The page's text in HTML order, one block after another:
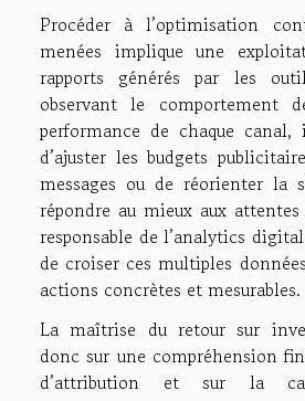
Procéder à l’optimisation
menées implique une
rapports générés par les
observant le comportement
performance de chaque
d’ajuster les budgets
messages ou de réorienter la
répondre au mieux aux
responsable de l’analytics
de croiser ces multiples
actions concrètes et mesurables.
La maîtrise du retour sur
donc sur une compréhension
d’attribution et sur la